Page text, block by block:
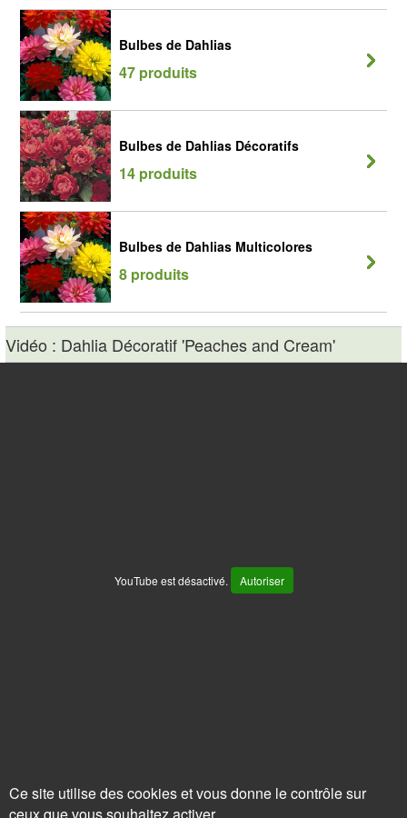
Bulbes de Dahlias
47 produits
Bulbes de Dahlias Décoratifs
14 produits
Bulbes de Dahlias Multicolores
8 produits
Vidéo : Dahlia Décoratif 'Peaches and Cream'
YouTube est désactivé. Autoriser
Ce site utilise des cookies et vous donne le contrôle sur